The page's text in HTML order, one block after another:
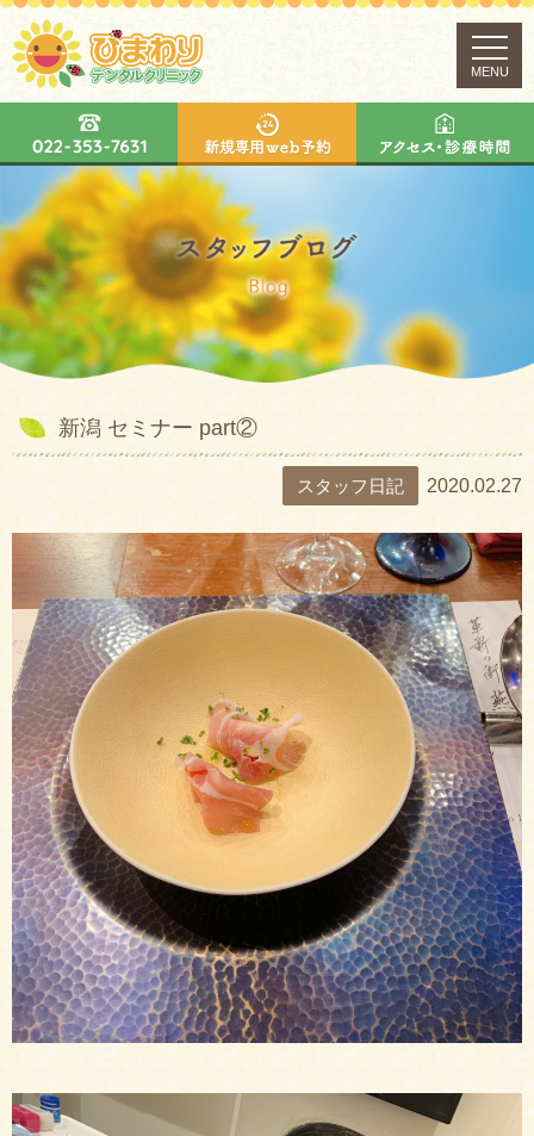
MENU
新潟 セミナー part②
スタッフ日記 2020.02.27